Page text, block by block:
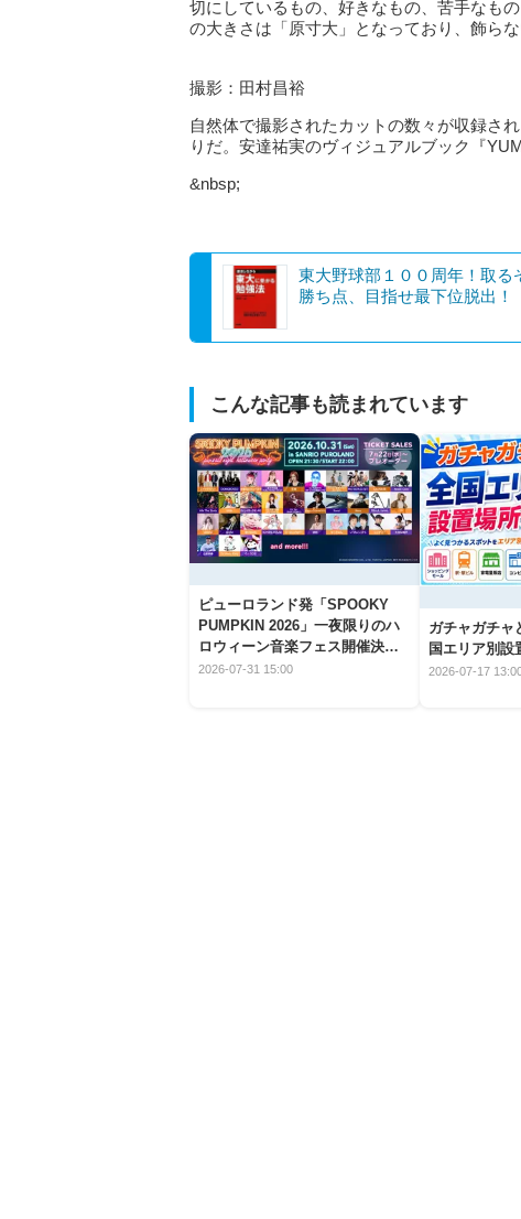
切にしているもの、好きなもの、苦手なも
の大きさは「原寸大」となっており、飾ら
撮影：田村昌裕
自然体で撮影されたカットの数々が収録さ
りだ。安達祐実のヴィジュアルブック『
&nbsp;
東大野球部１００周年！取る
勝ち点、目指せ最下位脱出！
こんな記事も読まれています
ピューロランド発「SPOOKY
PUMPKIN 2026」一夜限りのハ
ロウィーン音楽フェス開催決
定！
2026-07-31 15:00
ガチャガチャ
国エリア別設
2026-07-17